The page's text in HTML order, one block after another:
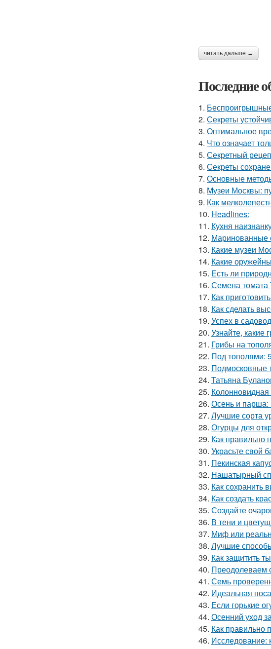
читать дальше →
Последние
1.
2. Секреты
3. Оптимальное
4. Что означает
5. Секретный
6. Секреты
7. Основные
8. Музеи Москвы:
9. Как
10. Headlines:
11. Кухня
12. Маринованные
13. Какие музеи
14. Какие
15. Есть ли
16. Семена томата
17. Как
18. Как сделать
19. Успех в
20. Узнайте, какие
21. Грибы на
22. Под тополями:
23. Подмосковные
24. Татьяна
25. Колонновидная
26. Осень и парша:
27. Лучшие сорта
28. Огурцы для
29. Как правильно
30. Украсьте свой
31. Пекинская
32. Нашатырный
33. Как сохранить
34. Как создать
35. Создайте
36. В тени и
37. Миф или
38. Лучшие
39. Как защитить
40. Преодолеваем
41. Семь
42. Идеальная
43. Если горькие
44. Осенний уход
45. Как правильно
46. Исследование: